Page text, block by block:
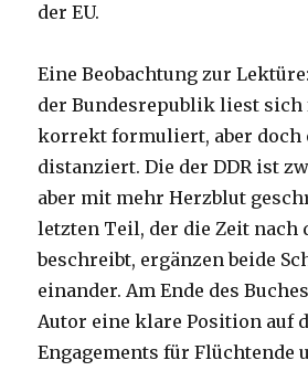
der EU.
Eine Beobachtung zur
der Bundesrepublik liest
korrekt formuliert, aber doch
distanziert. Die der DDR ist
aber mit mehr Herzblut
letzten Teil, der die Zeit nach
beschreibt, ergänzen beide
einander. Am Ende des
Autor eine klare Position auf
Engagements für Flüchtende